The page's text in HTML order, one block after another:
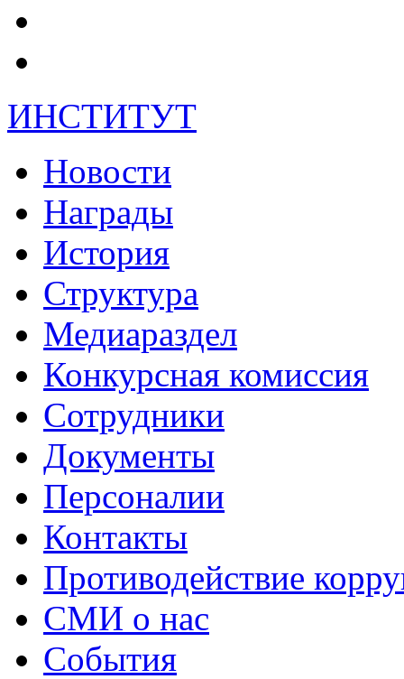
ИНСТИТУТ
Новости
Награды
История
Структура
Медиараздел
Конкурсная комиссия
Сотрудники
Документы
Персоналии
Контакты
Противодействие
СМИ о нас
События